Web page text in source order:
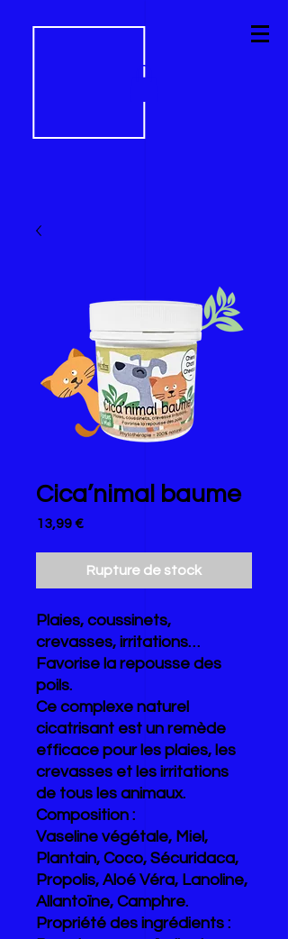
Cica’nimal baume
13,99 €Prix
Rupture de stock
Plaies, coussinets,
crevasses, irritations…
Favorise la repousse des
poils.
Ce complexe naturel
cicatrisant est un remède
efficace pour les plaies, les
crevasses et les irritations
de tous les animaux.
Composition :
Vaseline végétale, Miel,
Plantain, Coco, Sécuridaca,
Propolis, Aloé Véra, Lanoline,
Allantoïne, Camphre.
Propriété des ingrédients :